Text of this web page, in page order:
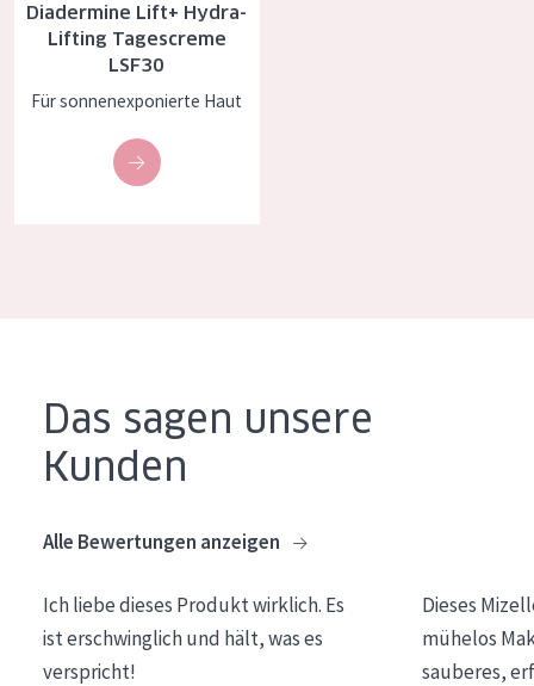
Nachtcreme
Augencreme
Serum
Reinigung
HAUTTYP
Empfindliche Haut
Reife Haut
Der Sonne ausgesetzte Haut
Diadermine Lift+ Hydra-
Lifting Tagescreme
LSF30
Für sonnenexponierte Haut
Das sagen unsere
Kunden
Alle Bewertungen anzeigen
Ich liebe dieses Produkt wirklich. Es
ist erschwinglich und hält, was es
verspricht!
Dieses
mühelos
sauberes,